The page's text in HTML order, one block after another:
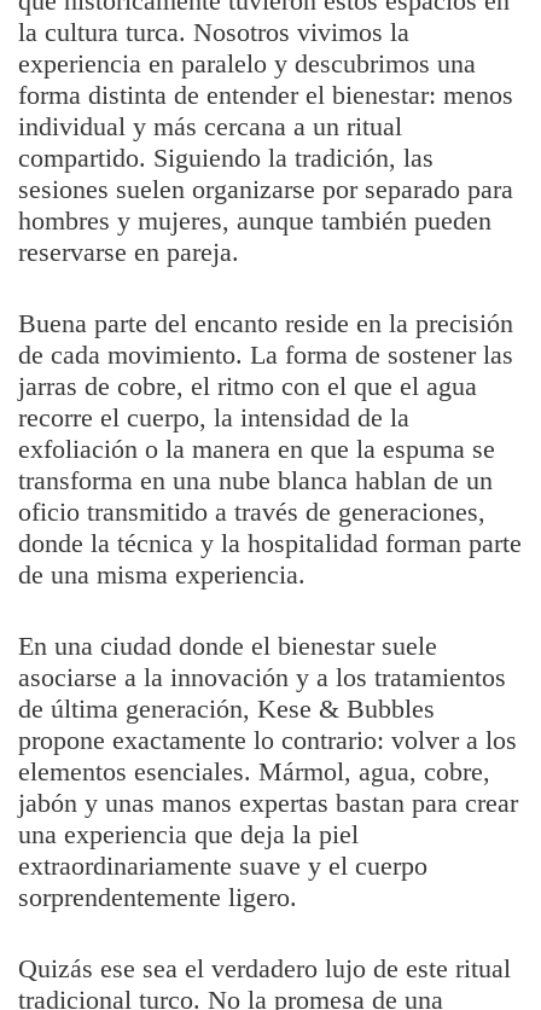
la cultura turca. Nosotros vivimos la
experiencia en paralelo y descubrimos una
forma distinta de entender el bienestar: menos
individual y más cercana a un ritual
compartido. Siguiendo la tradición, las
sesiones suelen organizarse por separado para
hombres y mujeres, aunque también pueden
reservarse en pareja.
Buena parte del encanto reside en la precisión
de cada movimiento. La forma de sostener las
jarras de cobre, el ritmo con el que el agua
recorre el cuerpo, la intensidad de la
exfoliación o la manera en que la espuma se
transforma en una nube blanca hablan de un
oficio transmitido a través de generaciones,
donde la técnica y la hospitalidad forman parte
de una misma experiencia.
En una ciudad donde el bienestar suele
asociarse a la innovación y a los tratamientos
de última generación, Kese & Bubbles
propone exactamente lo contrario: volver a los
elementos esenciales. Mármol, agua, cobre,
jabón y unas manos expertas bastan para crear
una experiencia que deja la piel
extraordinariamente suave y el cuerpo
sorprendentemente ligero.
Quizás ese sea el verdadero lujo de este ritual
tradicional turco. No la promesa de una